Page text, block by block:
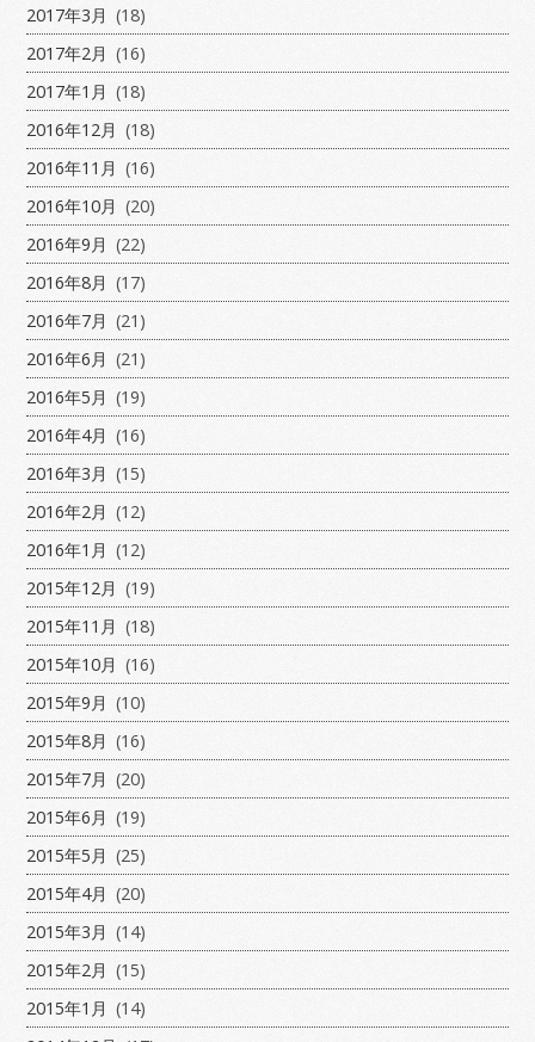
2017年3月 (18)
2017年2月 (16)
2017年1月 (18)
2016年12月 (18)
2016年11月 (16)
2016年10月 (20)
2016年9月 (22)
2016年8月 (17)
2016年7月 (21)
2016年6月 (21)
2016年5月 (19)
2016年4月 (16)
2016年3月 (15)
2016年2月 (12)
2016年1月 (12)
2015年12月 (19)
2015年11月 (18)
2015年10月 (16)
2015年9月 (10)
2015年8月 (16)
2015年7月 (20)
2015年6月 (19)
2015年5月 (25)
2015年4月 (20)
2015年3月 (14)
2015年2月 (15)
2015年1月 (14)